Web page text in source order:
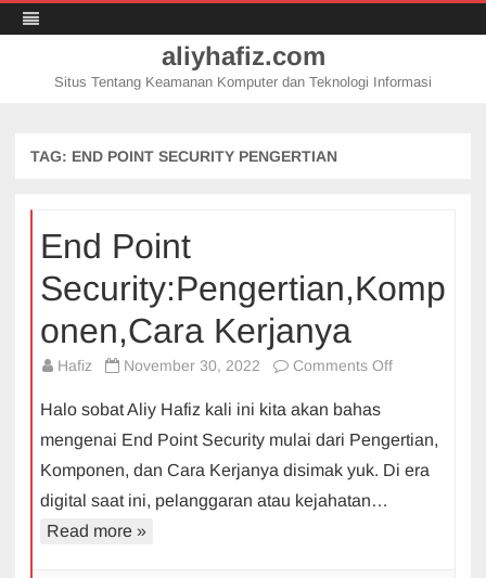
aliyhafiz.com
Situs Tentang Keamanan Komputer dan Teknologi Informasi
TAG: END POINT SECURITY PENGERTIAN
End Point
Security:Pengertian,Komp
onen,Cara Kerjanya
Hafiz November 30, 2022 Comments Offon
Kerjanya
Halo sobat Aliy Hafiz kali ini kita akan bahas
mengenai End Point Security mulai dari Pengertian,
Komponen, dan Cara Kerjanya disimak yuk. Di era
digital saat ini, pelanggaran atau kejahatan…
Read more »